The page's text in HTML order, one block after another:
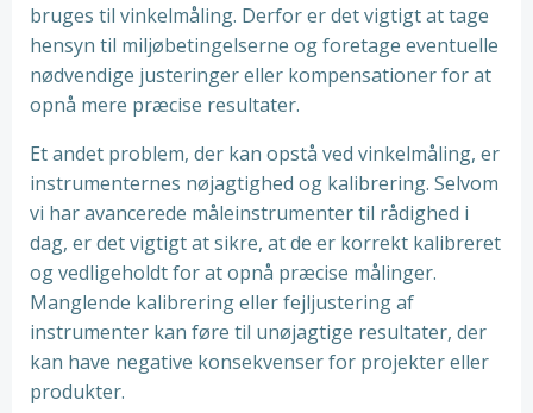
bruges til vinkelmåling. Derfor er det vigtigt at tage
hensyn til miljøbetingelserne og foretage eventuelle
nødvendige justeringer eller kompensationer for at
opnå mere præcise resultater.
Et andet problem, der kan opstå ved vinkelmåling, er
instrumenternes nøjagtighed og kalibrering. Selvom
vi har avancerede måleinstrumenter til rådighed i
dag, er det vigtigt at sikre, at de er korrekt kalibreret
og vedligeholdt for at opnå præcise målinger.
Manglende kalibrering eller fejljustering af
instrumenter kan føre til unøjagtige resultater, der
kan have negative konsekvenser for projekter eller
produkter.